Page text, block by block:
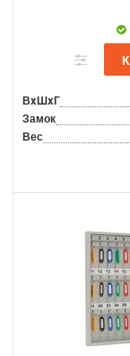
ВxШxГ
Замок
Вес